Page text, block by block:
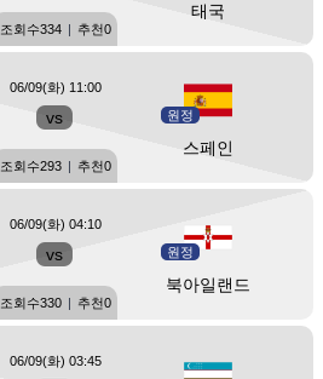
태국
조회수334 | 추천0
vs 원정
스페인
06/09(화) 11:00
조회수293 | 추천0
vs 원정
북아일랜드
06/09(화) 04:10
조회수330 | 추천0
06/09(화) 03:45